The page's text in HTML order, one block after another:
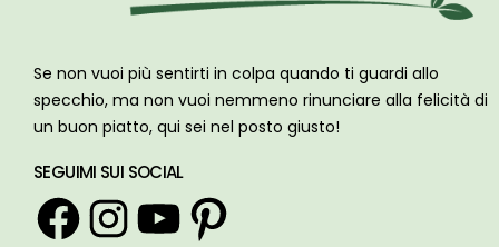
Se non vuoi più sentirti in colpa quando ti guardi allo
specchio, ma non vuoi nemmeno rinunciare alla felicità di
un buon piatto, qui sei nel posto giusto!
SEGUIMI SUI SOCIAL
Facebook
Instagram
YouTube
Pinterest